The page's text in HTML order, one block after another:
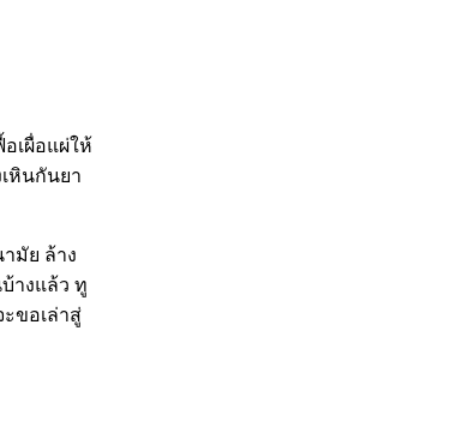
เผื่อแผ่ให้
หินกันยา
มัย ล้าง
างแล้ว ทู
ขอเล่าสู่